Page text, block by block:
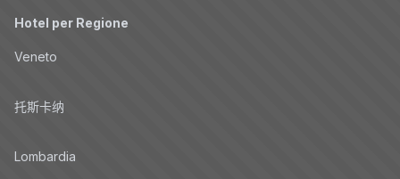
Hotel per Regione
Veneto
托斯卡纳
Lombardia